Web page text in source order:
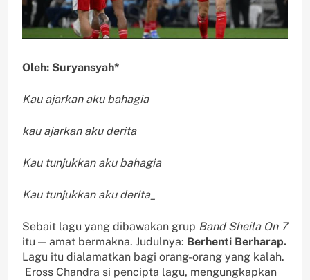
Oleh: Suryansyah*
Kau ajarkan aku bahagia
kau ajarkan aku derita
Kau tunjukkan aku bahagia
Kau tunjukkan aku derita_
Sebait lagu yang dibawakan grup Band Sheila On 7
itu — amat bermakna. Judulnya: Berhenti Berharap.
Lagu itu dialamatkan bagi orang-orang yang kalah.
Eross Chandra si pencipta lagu, mengungkapkan